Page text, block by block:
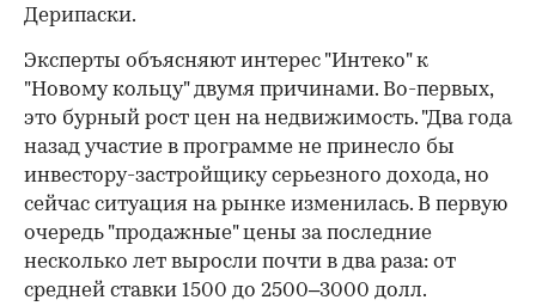
Дерипаски.
Эксперты объясняют интерес "Интеко" к
"Новому кольцу" двумя причинами. Во-первых,
это бурный рост цен на недвижимость. "Два года
назад участие в программе не принесло бы
инвестору-застройщику серьезного дохода, но
сейчас ситуация на рынке изменилась. В первую
очередь "продажные" цены за последние
несколько лет выросли почти в два раза: от
средней ставки 1500 до 2500–3000 долл.